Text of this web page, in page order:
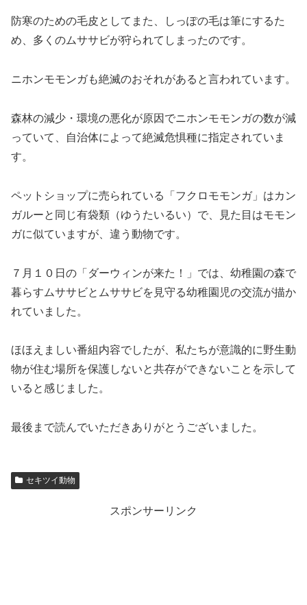
防寒のための毛皮としてまた、しっぽの毛は筆にするた
め、多くのムササビが狩られてしまったのです。
ニホンモモンガも絶滅のおそれがあると言われています。
森林の減少・環境の悪化が原因でニホンモモンガの数が減
っていて、自治体によって絶滅危惧種に指定されていま
す。
ペットショップに売られている「フクロモモンガ」はカン
ガルーと同じ有袋類（ゆうたいるい）で、見た目はモモン
ガに似ていますが、違う動物です。
７月１０日の「ダーウィンが来た！」では、幼稚園の森で
暮らすムササビとムササビを見守る幼稚園児の交流が描か
れていました。
ほほえましい番組内容でしたが、私たちが意識的に野生動
物が住む場所を保護しないと共存ができないことを示して
いると感じました。
最後まで読んでいただきありがとうございました。
セキツイ動物
スポンサーリンク